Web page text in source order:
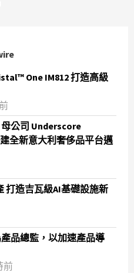
One IM812 打造高級
公司 Underscore
全新意大利奢侈品平台邁
打造吉瓦級AI基礎設施新
品總監，以加速產品導
前